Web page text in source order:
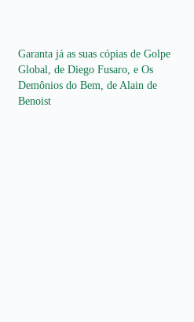
Garanta já as suas cópias de Golpe
Global, de Diego Fusaro, e Os
Demônios do Bem, de Alain de
Benoist